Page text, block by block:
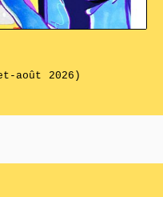
août 2026)